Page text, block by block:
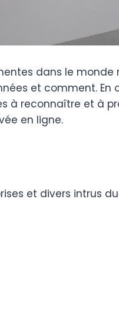
dans le monde
et comment. En
à reconnaître et à
en ligne.
et divers intrus